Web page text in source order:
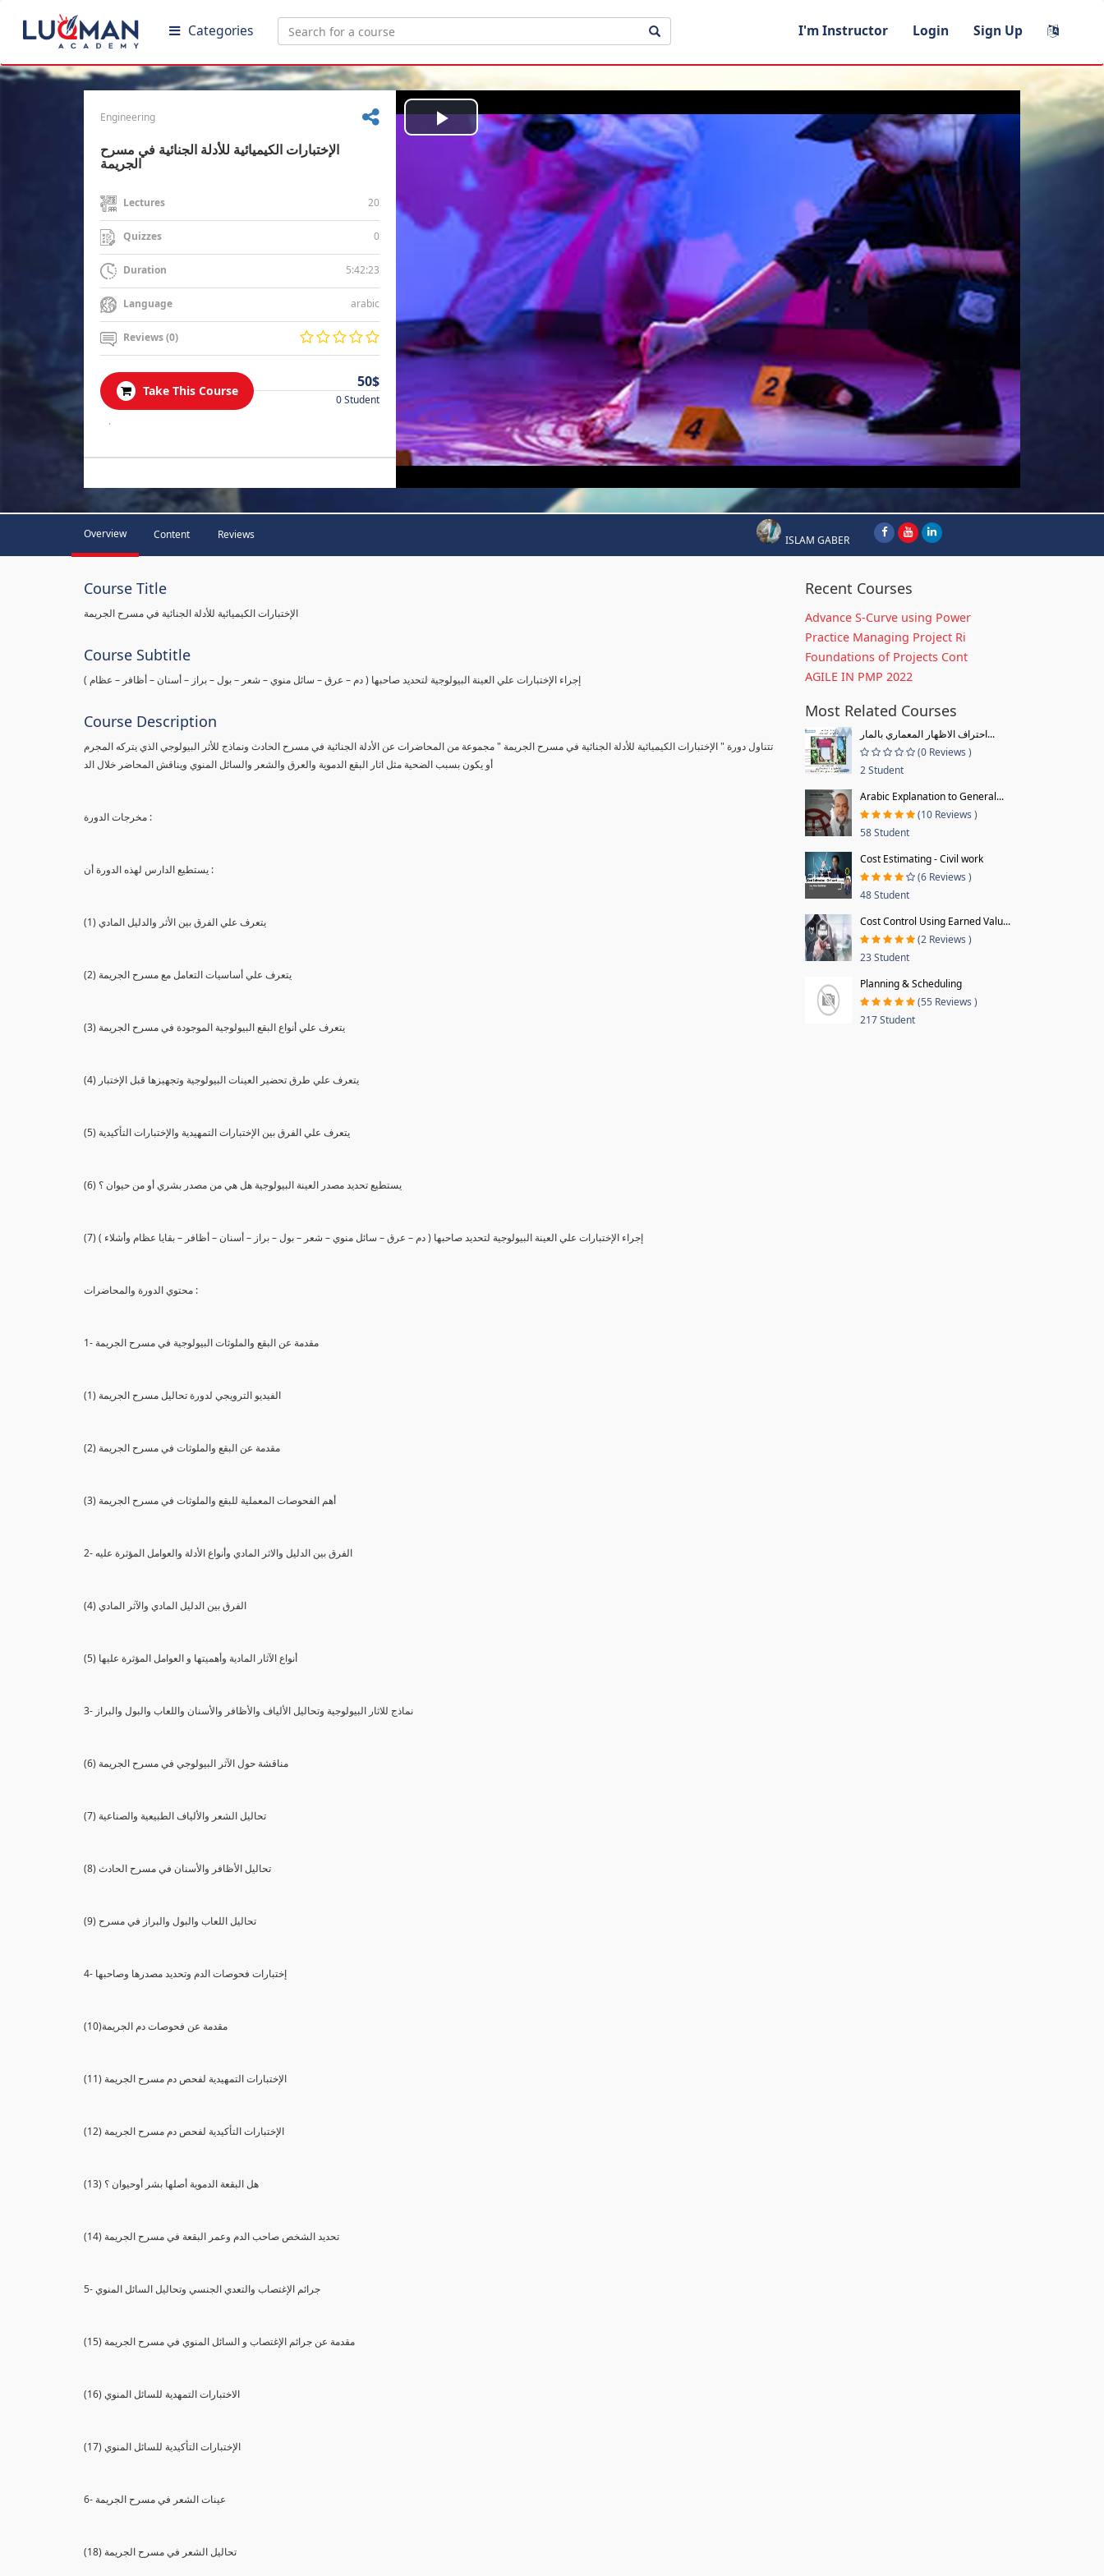
Categories I'm Instructor Login Sign Up
Engineering
الإختبارات الكيميائية للأدلة الجنائية في مسرح
الجريمة
Lectures 20
Quizzes 0
Duration 5:42:23
Language arabic
Reviews (0)
Take This Course
50$
0 Student
.
Play
Video
Overview Content Reviews ISLAM GABER
Course Title
الإختبارات الكيميائية للأدلة الجنائية في مسرح الجريمة
Course Subtitle
( إجراء الإختبارات علي العينة البيولوجية لتحديد صاحبها ( دم – عرق – سائل منوي – شعر – بول – براز – أسنان – أظافر – عظام
Course Description
تتناول دورة " الإختبارات الكيميائية للأدلة الجنائية في مسرح الجريمة " مجموعة من المحاضرات عن الأدلة الجنائية في مسرح الحادث ونماذج للأثر البيولوجي الذي يتركه المجرم
أو يكون بسبب الضحية مثل اثار البقع الدموية والعرق والشعر والسائل المنوي ويناقش المحاضر خلال الد
مخرجات الدورة :
يستطيع الدارس لهذه الدورة أن :
(1) يتعرف علي الفرق بين الأثر والدليل المادي
(2) يتعرف علي أساسيات التعامل مع مسرح الجريمة
(3) يتعرف علي أنواع البقع البيولوجية الموجودة في مسرح الجريمة
(4) يتعرف علي طرق تحضير العينات البيولوجية وتجهيزها قبل الإختبار
(5) يتعرف علي الفرق بين الإختبارات التمهيدية والإختبارات التأكيدية
(6) يستطيع تحديد مصدر العينة البيولوجية هل هي من مصدر بشري أو من حيوان ؟
(7) إجراء الإختبارات علي العينة البيولوجية لتحديد صاحبها ( دم – عرق – سائل منوي – شعر – بول – براز – أسنان – أظافر – بقايا عظام وأشلاء )
محتوي الدورة والمحاضرات :
1- مقدمة عن البقع والملوثات البيولوجية في مسرح الجريمة
(1) الفيديو الترويجي لدورة تحاليل مسرح الجريمة
(2) مقدمة عن البقع والملوثات في مسرح الجريمة
(3) أهم الفحوصات المعملية للبقع والملوثات في مسرح الجريمة
2- الفرق بين الدليل والاثر المادي وأنواع الأدلة والعوامل المؤثرة عليه
(4) الفرق بين الدليل المادي والآثر المادي
(5) أنواع الآثار المادية وأهميتها و العوامل المؤثرة عليها
3- نماذج للاثار البيولوجية وتحاليل الألياف والأظافر والأسنان واللعاب والبول والبراز
(6) مناقشة حول الآثر البيولوجي في مسرح الجريمة
(7) تحاليل الشعر والألياف الطبيعية والصناعية
(8) تحاليل الأظافر والأسنان في مسرح الحادث
(9) تحاليل اللعاب والبول والبراز في مسرح
4- إختبارات فحوصات الدم وتحديد مصدرها وصاحبها
(10)مقدمة عن فحوصات دم الجريمة
(11) الإختبارات التمهيدية لفحص دم مسرح الجريمة
(12) الإختبارات التأكيدية لفحص دم مسرح الجريمة
(13) هل البقعة الدموية أصلها بشر أوحيوان ؟
(14) تحديد الشخص صاحب الدم وعمر البقعة في مسرح الجريمة
5- جرائم الإغتصاب والتعدي الجنسي وتحاليل السائل المنوي
(15) مقدمة عن جرائم الإغتصاب و السائل المنوي في مسرح الجريمة
(16) الاختبارات التمهدية للسائل المنوي
(17) الإختبارات التأكيدية للسائل المنوي
6- عينات الشعر في مسرح الجريمة
(18) تحاليل الشعر في مسرح الجريمة
Recent Courses
Advance S-Curve using Power
Practice Managing Project Ri
Foundations of Projects Cont
AGILE IN PMP 2022
Most Related Courses
احتراف الاظهار المعماري بالمار...
(0 Reviews )
2 Student
Arabic Explanation to General...
(10 Reviews )
58 Student
Cost Estimating - Civil work
(6 Reviews )
48 Student
Cost Control Using Earned Valu...
(2 Reviews )
23 Student
Planning & Scheduling
(55 Reviews )
217 Student